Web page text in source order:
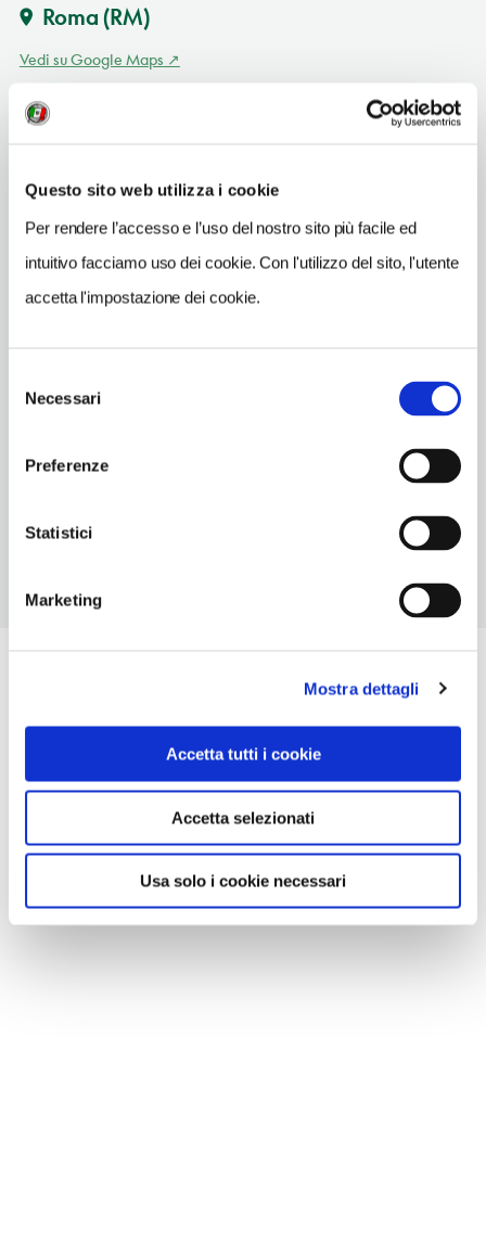
Questo sito web utilizza i cookie
Per rendere l’accesso e l’uso del nostro sito più facile ed
intuitivo facciamo uso dei cookie. Con l'utilizzo del sito, l'utente
accetta l'impostazione dei cookie.
delNecessari
Preferenze
Statistici
Marketing
Mostra dettagli
Accetta tutti i cookie
Accetta selezionati
Usa solo i cookie necessari
Roma (RM)
Vedi su Google Maps
INDIRIZZO
Lazio IT
SITO WEB
archeoroma.beniculturali.it/siti-archeologici/foro-romano-
palatino
METRO
ORARI DI APERTURA